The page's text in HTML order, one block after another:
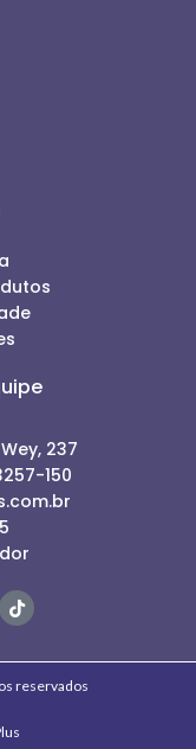
237
150
reservados